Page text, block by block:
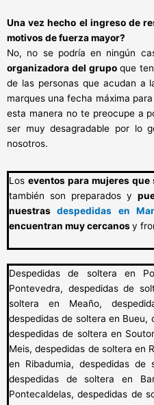
Una vez hecho el ingreso de
motivos de fuerza mayor?
No, no se podría en ningún
organizadora del grupoque
de las personas que acudan a
marques una fecha máxima
esta manera no te preocupe a
ser muy desagradable por lo
nosotros.
Los eventos para mujeres
también son preparados y
nuestrasdespedidas en
encuentran muy cercanosy
Despedidas de soltera en
Pontevedra, despedidas de
soltera en Meaño,
despedidas de soltera en Bueu,
despedidas de soltera en
Meis, despedidas de soltera en
en Ribadumia, despedidas de
despedidas de soltera en
Pontecaldelas, despedidas de